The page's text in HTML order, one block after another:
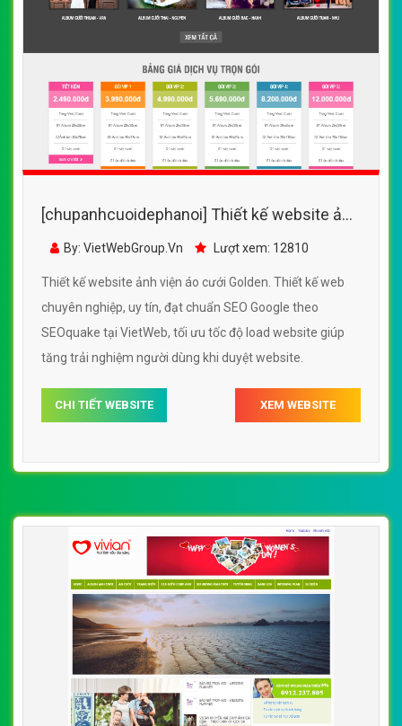
[chupanhcuoidephanoi] Thiết kế website ảnh
viện áo cưới Golden đẹp SEO nhanh hiệu quả
By: VietWebGroup.Vn Lượt xem: 12810
Thiết kế website ảnh viện áo cưới Golden. Thiết kế web
chuyên nghiệp, uy tín, đạt chuẩn SEO Google theo
SEOquake tại VietWeb, tối ưu tốc độ load website giúp
tăng trải nghiệm người dùng khi duyệt website.
CHI TIẾT WEBSITE XEM WEBSITE